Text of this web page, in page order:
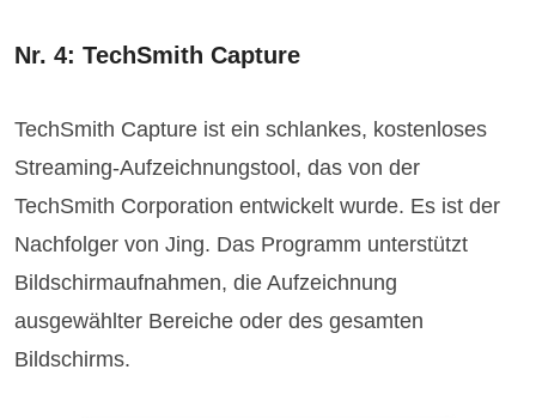
Nr. 4: TechSmith Capture
TechSmith Capture ist ein schlankes, kostenloses
Streaming-Aufzeichnungstool, das von der
TechSmith Corporation entwickelt wurde. Es ist der
Nachfolger von Jing. Das Programm unterstützt
Bildschirmaufnahmen, die Aufzeichnung
ausgewählter Bereiche oder des gesamten
Bildschirms.